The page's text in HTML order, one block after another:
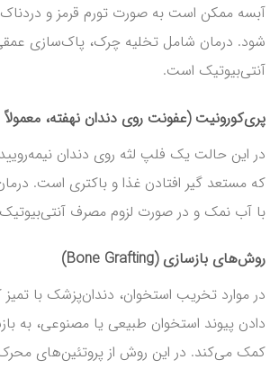
آبسه ممکن است به صورت تورم قرمز و
شود. درمان شامل تخلیه چرک، پاک‌سازی
آنتی‌بیوتیک است.
پری‌کورونیت (عفونت روی دندان نهفته،
در این حالت یک فلپ لثه روی دندان
که مستعد گیر افتادن غذا و باکتری است.
با آب نمک و در صورت لزوم مصرف
روش‌های بازسازی (Bone Grafting)
در موارد تخریب استخوان، دندان‌پزشک با تمیز
دادن پیوند استخوان طبیعی یا مصنوعی، به
کمک می‌کند. در این روش از پروتئین‌های